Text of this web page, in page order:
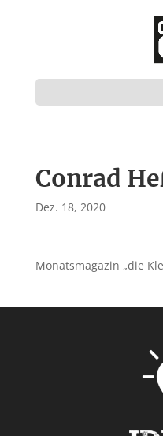
Conrad
Dez. 18, 2020
Monatsmagazin „die